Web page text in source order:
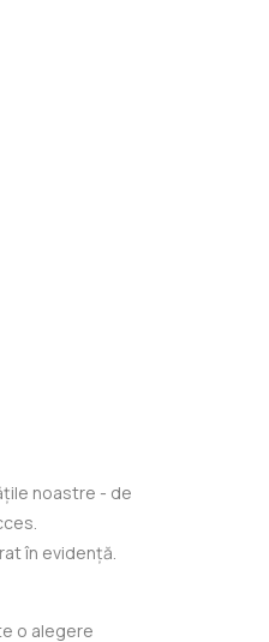
noastre - de
în evidență.
o alegere